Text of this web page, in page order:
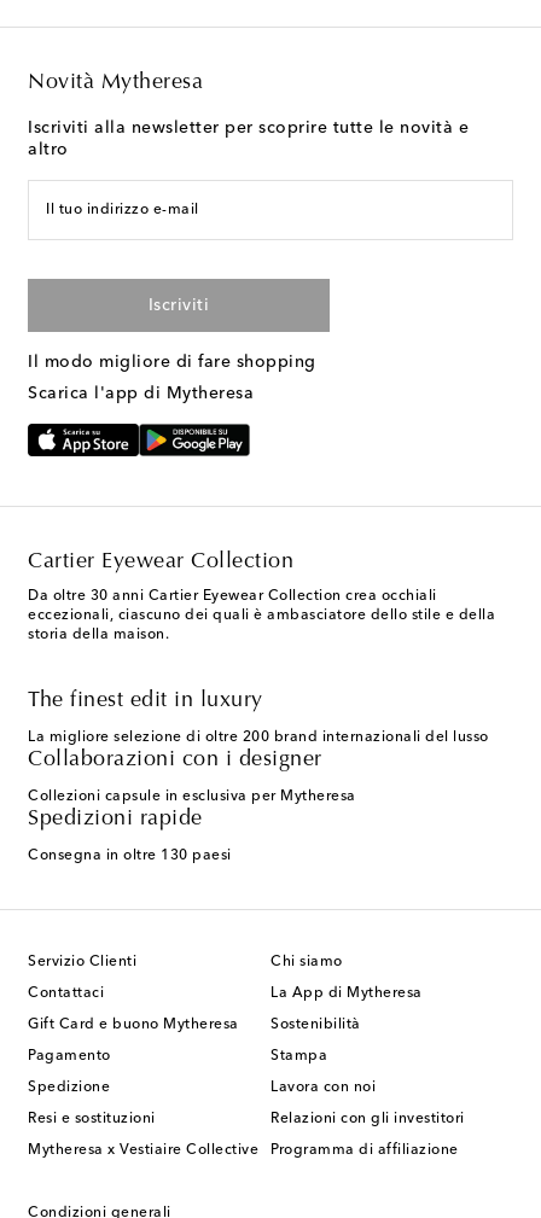
Novità Mytheresa
Iscriviti alla newsletter per scoprire tutte le novità e
altro
Il tuo indirizzo e-mail
Iscriviti
Il modo migliore di fare shopping
Scarica l'app di Mytheresa
Cartier Eyewear Collection
Da oltre 30 anni Cartier Eyewear Collection crea occhiali
eccezionali, ciascuno dei quali è ambasciatore dello stile e della
storia della maison.
The finest edit in luxury
La migliore selezione di oltre 200 brand internazionali del lusso
Collaborazioni con i designer
Collezioni capsule in esclusiva per Mytheresa
Spedizioni rapide
Consegna in oltre 130 paesi
Servizio Clienti
Contattaci
Gift Card e buono Mytheresa
Pagamento
Spedizione
Resi e sostituzioni
Mytheresa x Vestiaire Collective
Chi siamo
La App di Mytheresa
Sostenibilità
Stampa
Lavora con noi
Relazioni con gli investitori
Programma di affiliazione
Condizioni generali